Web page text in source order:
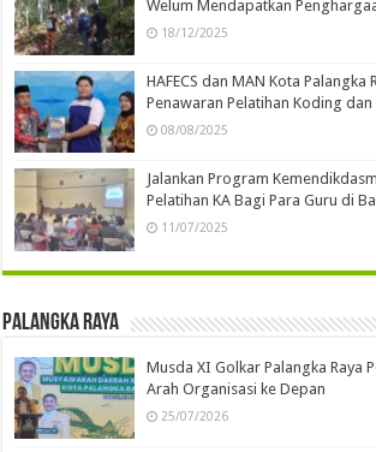
Welum Mendapatkan
18/12/2025
HAFECS dan MAN Kota Palangka
Penawaran Pelatihan Koding dan
08/08/2025
Jalankan Program
Pelatihan KA Bagi Para Guru di
11/07/2025
Palangka Raya
Musda XI Golkar Palangka Raya
Arah Organisasi ke Depan
25/07/2026